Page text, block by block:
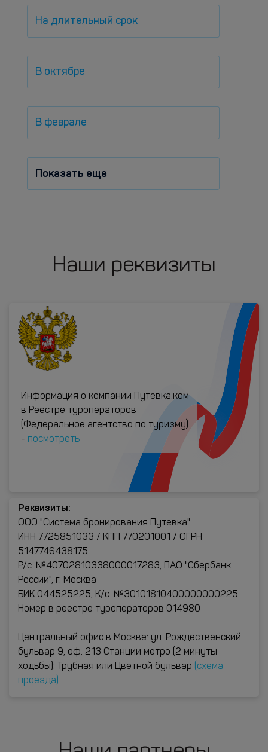
На длительный срок
В октябре
В феврале
Показать еще
Наши реквизиты
Информация о компании Путевка.ком
в Реестре туроператоров
(Федеральное агентство по туризму)
- посмотреть
Реквизиты:
ООО "Система бронирования Путевка"
ИНН 7725851033 / КПП 770201001 / ОГРН
5147746438175
Р/с. №40702810338000017283, ПАО "Сбербанк
России", г. Москва
БИК 044525225, К/с. №30101810400000000225
Номер в реестре туроператоров 014980
Центральный офис в Москве: ул. Рождественский
бульвар 9, оф. 213 Станции метро (2 минуты
ходьбы): Трубная или Цветной бульвар
(схема
проезда)